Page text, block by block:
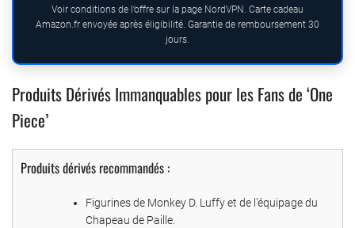
Voir conditions de l’offre sur la page NordVPN. Carte cadeau
Amazon.fr envoyée après éligibilité. Garantie de remboursement 30
jours.
Produits Dérivés Immanquables pour les Fans de ‘One
Piece’
Produits dérivés recommandés :
Figurines de Monkey D. Luffy et de l’équipage du
Chapeau de Paille.